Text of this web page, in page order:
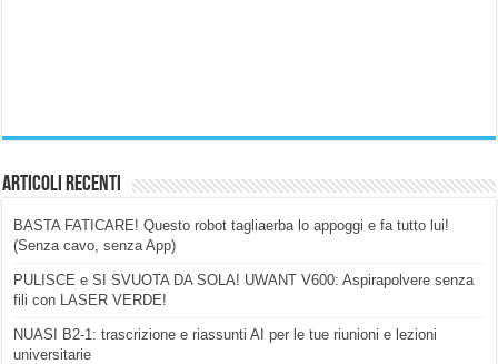
Articoli Recenti
BASTA FATICARE! Questo robot tagliaerba lo appoggi e fa tutto lui!
(Senza cavo, senza App)
PULISCE e SI SVUOTA DA SOLA! UWANT V600: Aspirapolvere senza
fili con LASER VERDE!
NUASI B2-1: trascrizione e riassunti AI per le tue riunioni e lezioni
universitarie